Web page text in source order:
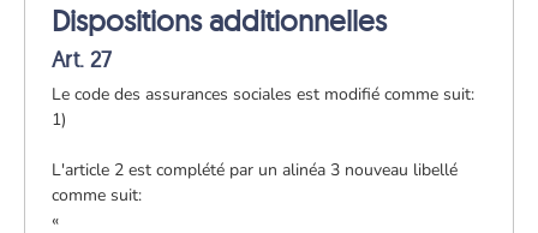
Dispositions additionnelles
Art. 27
Le code des assurances sociales est modifié comme suit:
1)
L'article 2 est complété par un alinéa 3 nouveau libellé
comme suit:
«